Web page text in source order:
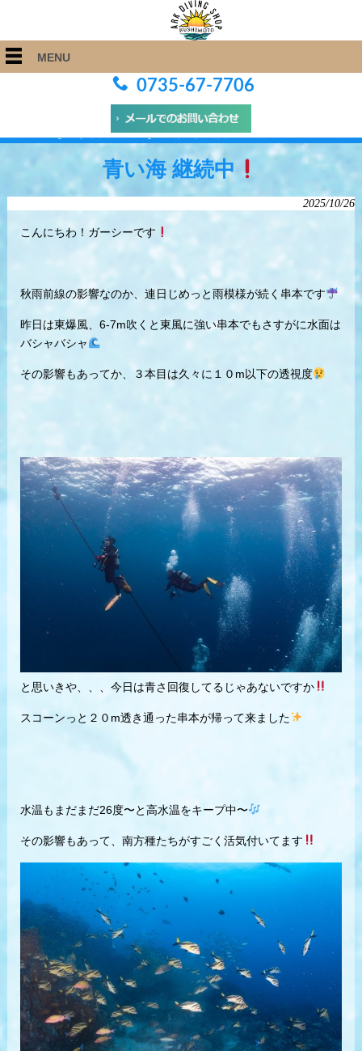
MENU
0735-67-7706
ARK Diving Shop 串本店 > Blog > 青い海 継続中
青い海 継続中
2025/10/26
こんにちわ！ガーシーです
秋雨前線の影響なのか、連日じめっと雨模様が続く串本です
昨日は東爆風、6-7m吹くと東風に強い串本でもさすがに水面は
バシャバシャ
その影響もあってか、３本目は久々に１０m以下の透視度
と思いきや、、、今日は青さ回復してるじゃあないですか
スコーンっと２０m透き通った串本が帰って来ました
水温もまだまだ26度〜と高水温をキープ中〜
その影響もあって、南方種たちがすごく活気付いてます